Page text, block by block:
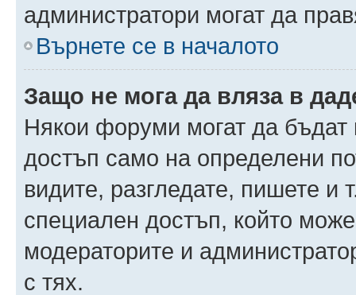
администратори могат да
Върнете се в началото
Защо не мога да вляза в
Някои форуми могат да бъдат
достъп само на определени
видите, разгледате, пишете
специален достъп, който
модераторите и
с тях.